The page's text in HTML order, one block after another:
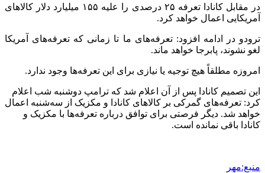
در مقابل کانادا تعرفه ۲۵ درصدی را علیه ۱۵۵ میلیارد دلار کالاهای
آمریکایی اعمال خواهد کرد.
ترودو در ادامه افزود: تعرفه‌های ما تا زمانی که تعرفه‌های آمریکا
لغو نشوند، پابرجا خواهد ماند.
امروزه مطلقاً هیچ توجیه یا نیازی برای این تعرفه‌ها وجود ندارد.
این تصمیم کانادا پس از آن اعلام شد که ترامپ دوشنبه شب اعلام
کرد: تعرفه‌های گمرکی بر کالاهای کانادا و مکزیک از سه‌شنبه اعمال
خواهد شد. دیگر فرصتی برای توافق درباره تعرفه‌ها با مکزیک و
کانادا باقی نمانده است.
منبع:مهر